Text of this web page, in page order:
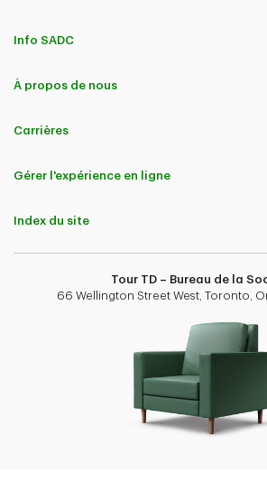
Info SADC
À propos de nous
Carrières
Gérer l'expérience en ligne
Index du site
Tour TD – Bureau de la
66 Wellington Street West, Toronto,